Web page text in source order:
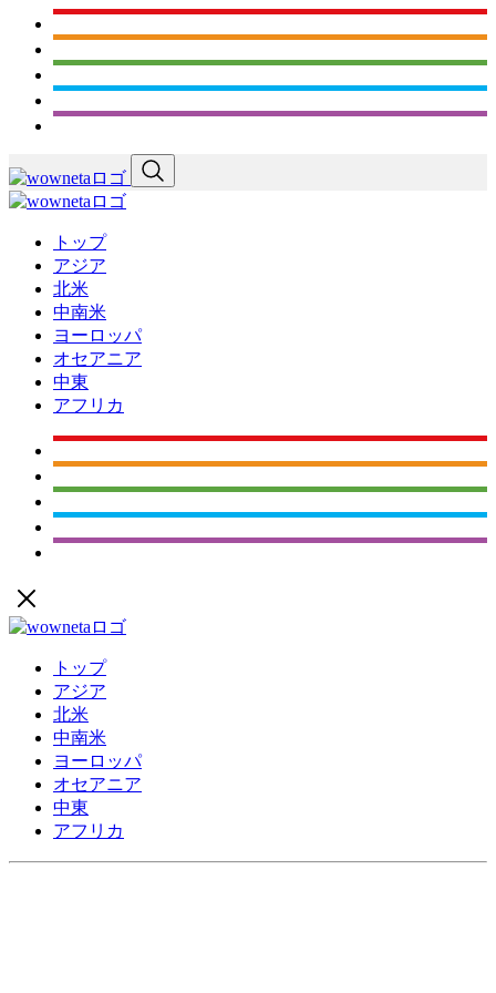
トップ
アジア
北米
中南米
ヨーロッパ
オセアニア
中東
アフリカ
トップ
アジア
北米
中南米
ヨーロッパ
オセアニア
中東
アフリカ